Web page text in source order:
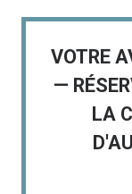
VOTRE
—
LA